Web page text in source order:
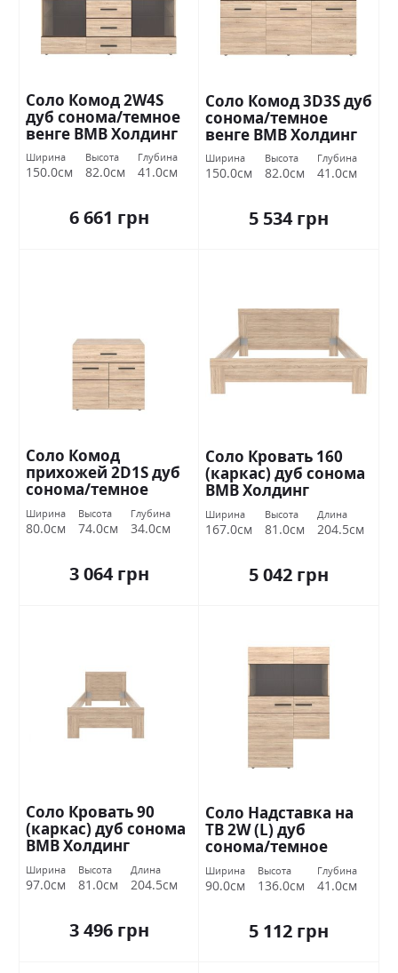
Соло Комод 2W4S
дуб сонома/темное
венге ВМВ Холдинг
Ширина
150.0см
Высота
82.0см
Глубина
41.0см
6 661 грн
Соло Комод 3D3S дуб
сонома/темное
венге ВМВ Холдинг
Ширина
150.0см
Высота
82.0см
Глубина
41.0см
5 534 грн
Соло Комод
прихожей 2D1S дуб
сонома/темное
венге ВМВ Холдинг
Ширина
80.0см
Высота
74.0см
Глубина
34.0см
3 064 грн
Соло Кровать 160
(каркас) дуб сонома
ВМВ Холдинг
Ширина
167.0см
Высота
81.0см
Длина
204.5см
5 042 грн
Соло Кровать 90
(каркас) дуб сонома
ВМВ Холдинг
Ширина
97.0см
Высота
81.0см
Длина
204.5см
3 496 грн
Соло Надставка на
ТВ 2W (L) дуб
сонома/темное
венге ВМВ Холдинг
Ширина
90.0см
Высота
136.0см
Глубина
41.0см
5 112 грн